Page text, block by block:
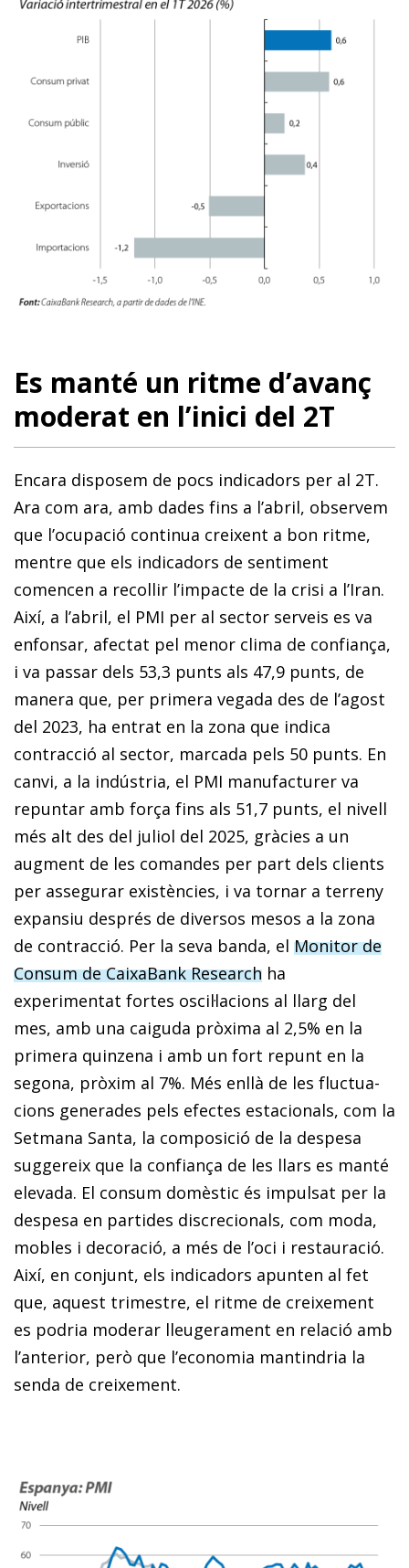
Es manté un ritme d’avanç
moderat en l’inici del 2T
Encara disposem de pocs indicadors per al 2T.
Ara com ara, amb dades fins a l’abril, observem
que l’ocupació continua creixent a bon ritme,
mentre que els indicadors de sentiment
comencen a recollir l’impacte de la crisi a l’Iran.
Així, a l’abril, el PMI per al sector serveis es va
enfonsar, afectat pel menor clima de confiança,
i va passar dels 53,3 punts als 47,9 punts, de
manera que, per primera vegada des de l’agost
del 2023, ha entrat en la zona que indica
contracció al sector, marcada pels 50 punts. En
canvi, a la indústria, el PMI manufacturer va
repuntar amb força fins als 51,7 punts, el nivell
més alt des del juliol del 2025, gràcies a un
augment de les comandes per part dels clients
per assegurar existències, i va tornar a terreny
expansiu després de diversos mesos a la zona
de contracció. Per la seva banda, el Monitor de
Consum de CaixaBank Research ha
experimentat fortes oscil·lacions al llarg del
mes, amb una caiguda pròxima al 2,5% en la
primera quinzena i amb un fort repunt en la
segona, pròxim al 7%. Més enllà de les fluctua­
cions generades pels efectes estacionals, com la
Setmana Santa, la composició de la despesa
suggereix que la confiança de les llars es manté
elevada. El consum domèstic és impulsat per la
despesa en partides discrecionals, com moda,
mobles i decoració, a més de l’oci i restauració.
Així, en conjunt, els indicadors apunten al fet
que, aquest trimestre, el ritme de creixement
es podria moderar lleugerament en relació amb
l’anterior, però que l’economia mantindria la
senda de creixement.